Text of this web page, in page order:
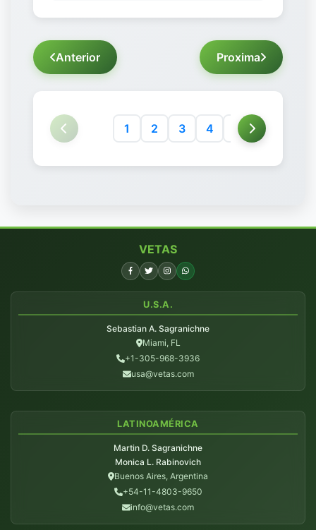
Anterior Proxima
1 2 3 4 5 6
VETAS
U.S.A.
Sebastian A. Sagranichne
Miami, FL
+1-305-968-3936
usa@vetas.com
LATINOAMÉRICA
Martin D. Sagranichne
Monica L. Rabinovich
Buenos Aires, Argentina
+54-11-4803-9650
info@vetas.com